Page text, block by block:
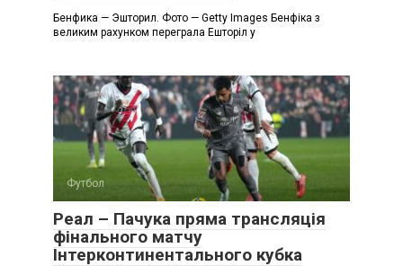
Бенфика — Эшторил. Фото — Getty Images Бенфіка з
великим рахунком переграла Ешторіл у
Футбол
Реал – Пачука пряма трансляція
фінального матчу
Інтерконтинентального кубка